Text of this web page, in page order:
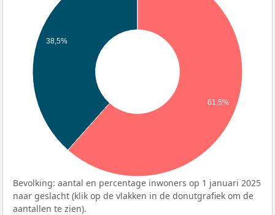
38,5%
61,5%
Bevolking: aantal en percentage inwoners op 1 januari 2025
naar geslacht (klik op de vlakken in de donutgrafiek om de
aantallen te zien).